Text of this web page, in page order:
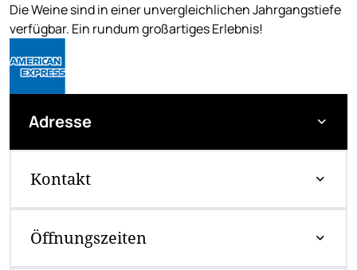
Die Weine sind in einer unvergleichlichen Jahrgangstiefe
verfügbar. Ein rundum großartiges Erlebnis!
Adresse
Kontakt
Öffnungszeiten